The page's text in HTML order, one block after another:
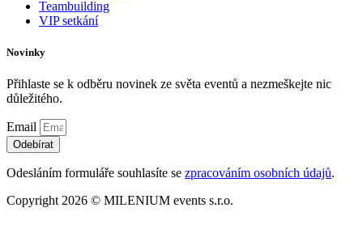
Teambuilding
VIP setkání
Novinky
Přihlaste se k odběru novinek ze světa eventů a nezmeškejte nic
důležitého.
Email
Odebírat
Odesláním formuláře souhlasíte se zpracováním osobních údajů.
Copyright 2026 © MILENIUM events s.r.o.